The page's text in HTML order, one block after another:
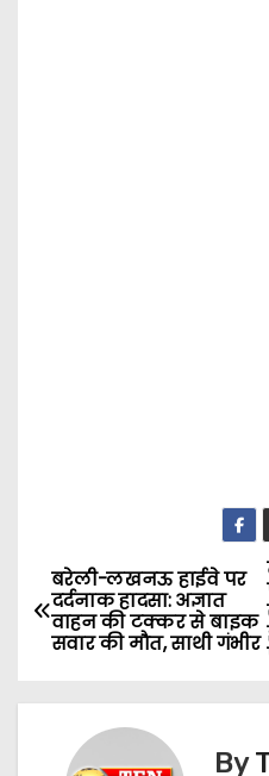
P
o
बरेली-लखनऊ हाईवे पर
दर्दनाक हादसा: अज्ञात
वाहन की टक्कर से बाइक
सवार की मौत, साथी गंभीर
By